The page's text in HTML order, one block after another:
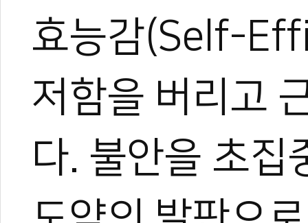
효능감(Self-
저함을 버리고
다. 불안을 초집